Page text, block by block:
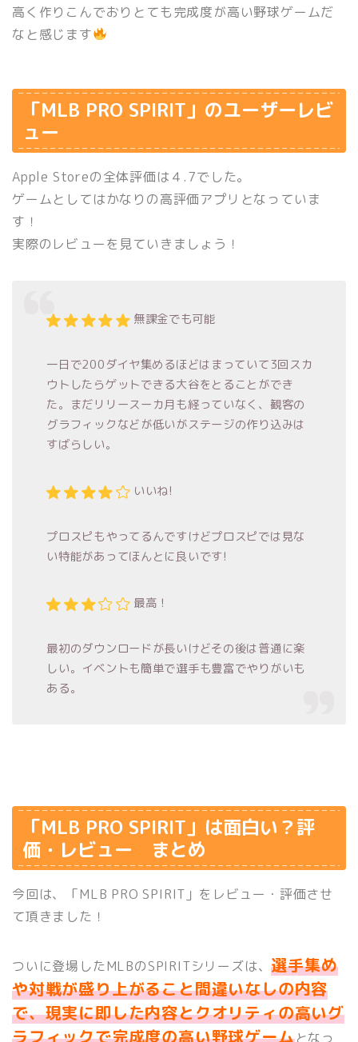
高く作りこんでおりとても完成度が高い野球ゲームだ
なと感じます
「MLB PRO SPIRIT」のユーザーレビ
ュー
Apple Storeの全体評価は４.7でした。
ゲームとしてはかなりの高評価アプリとなっていま
す！
実際のレビューを見ていきましょう！
無課金でも可能
一日で200ダイヤ集めるほどはまっていて3回スカ
ウトしたらゲットできる大谷をとることができ
た。まだリリースーカ月も経っていなく、観客の
グラフィックなどが低いがステージの作り込みは
すばらしい。
いいね!
プロスピもやってるんですけどプロスピでは見な
い特能があってほんとに良いです!
最高！
最初のダウンロードが長いけどその後は普通に楽
しい。イベントも簡単で選手も豊富でやりがいも
ある。
「MLB PRO SPIRIT」は面白い？評
価・レビュー まとめ
今回は、「MLB PRO SPIRIT」をレビュー・評価させ
て頂きました！
ついに登場したMLBのSPIRITシリーズは、選手集め
や対戦が盛り上がること間違いなしの内容
で、現実に即した内容とクオリティの高いグ
ラフィックで完成度の高い野球ゲームとなっ